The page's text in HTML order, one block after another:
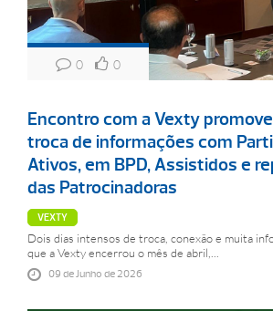
0 0
Encontro com a Vexty
troca de informações com
Ativos, em BPD, Assistidos e
das Patrocinadoras
VEXTY
Dois dias intensos de troca, conexão e muita
que a Vexty encerrou o mês de abril,...
09 de Junho de 2026